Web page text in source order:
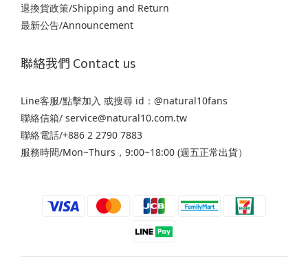
退換貨政策/Shipping and Return
最新公告/Announcement
聯絡我們 Contact us
Line客服/點擊加入 或搜尋 id：@natural10fans
聯絡信箱/ service@natural10.com.tw
聯絡電話/+886 2 2790 7883
服務時間/Mon~Thurs，9:00~18:00 (週五正常出貨）